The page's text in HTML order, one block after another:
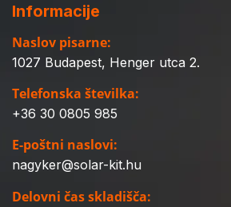
Informacije
Naslov pisarne:
1027 Budapest, Henger utca 2.
Telefonska številka:
+36 30 0805 985
E-poštni naslovi:
nagyker@solar-kit.hu
Delovni čas skladišča: